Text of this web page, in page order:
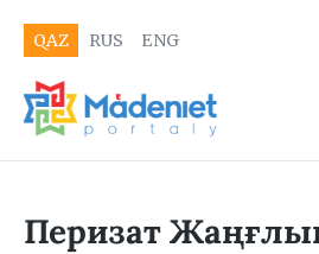
QAZ RUS ENG
Перизат